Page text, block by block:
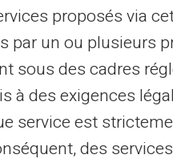
21/12/2024 Veritas
vos
et les
proposés via
par un ou plusieurs
sous des cadres
à des exigences
service est
des